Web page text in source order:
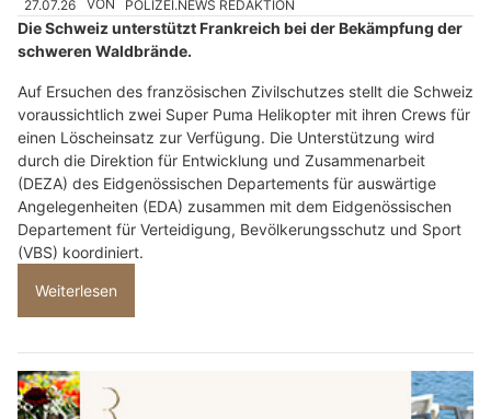
27.07.26 VON POLIZEI.NEWS REDAKTION
Die Schweiz unterstützt Frankreich bei der Bekämpfung der
schweren Waldbrände.
Auf Ersuchen des französischen Zivilschutzes stellt die Schweiz
voraussichtlich zwei Super Puma Helikopter mit ihren Crews für
einen Löscheinsatz zur Verfügung. Die Unterstützung wird
durch die Direktion für Entwicklung und Zusammenarbeit
(DEZA) des Eidgenössischen Departements für auswärtige
Angelegenheiten (EDA) zusammen mit dem Eidgenössischen
Departement für Verteidigung, Bevölkerungsschutz und Sport
(VBS) koordiniert.
Weiterlesen